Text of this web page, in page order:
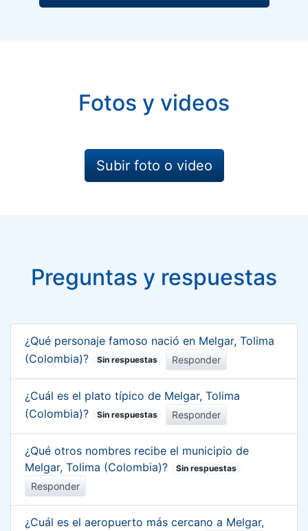
Fotos y videos
Subir foto o video
Preguntas y respuestas
¿Qué personaje famoso nació en Melgar, Tolima
(Colombia)?
Sin respuestas Responder
¿Cuál es el plato típico de Melgar, Tolima
(Colombia)?
Sin respuestas Responder
¿Qué otros nombres recibe el municipio de
Melgar, Tolima (Colombia)?
Sin respuestas
Responder
¿Cuál es el aeropuerto más cercano a Melgar,